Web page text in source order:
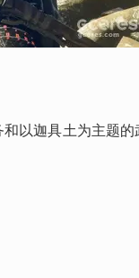
以迦具土为主题的